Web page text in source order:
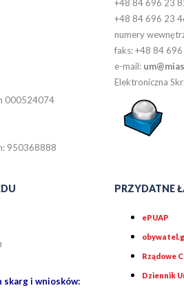
000524074
950368888
+48 84 696 23
+48 84 696 23
numery
faks: +48 84
e-mail:
Elektroniczna
skarg i wniosków:
PRZYDATNE
ePUAP
Rządowe
Dziennik